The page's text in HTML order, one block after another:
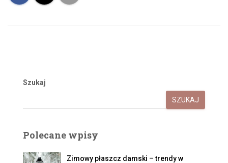
Szukaj
SZUKAJ
Polecane wpisy
Zimowy płaszcz damski – trendy w